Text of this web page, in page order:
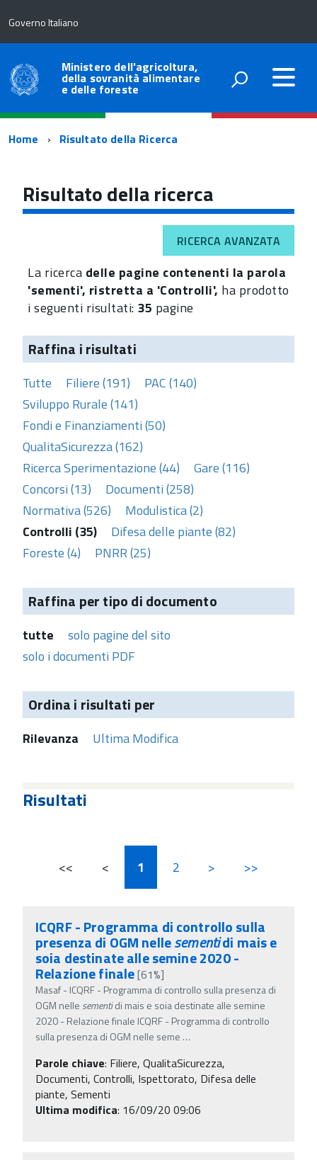
Governo Italiano
Ministero dell'agricoltura,
della sovranità alimentare
e delle foreste
Percorso
navigazione
Home Risultato della Ricerca
Risultato della ricerca
RICERCA AVANZATA
La ricerca delle pagine contenenti la parola
'sementi', ristretta a 'Controlli', ha prodotto
i seguenti risultati: 35 pagine
Raffina i risultati
Tutte Filiere (191)
PAC (140)
Sviluppo Rurale (141)
Fondi e Finanziamenti (50)
QualitaSicurezza (162)
Ricerca Sperimentazione (44)
Gare (116)
Concorsi (13)
Documenti (258)
Normativa (526)
Modulistica (2)
Controlli (35)
Difesa delle piante (82)
Foreste (4)
PNRR (25)
Raffina per tipo di documento
tutte
solo pagine del sito
solo i documenti PDF
Ordina i risultati per
Rilevanza Ultima Modifica
Risultati
<< < 1 2 > >>
ICQRF - Programma di controllo sulla
presenza di OGM nellesementidi mais e
soia destinate alle semine 2020 -
Relazione finale[61%]
Masaf - ICQRF - Programma di controllo sulla presenza di
OGM nelle sementidi mais e soia destinate alle semine
2020 - Relazione finale ICQRF - Programma di controllo
sulla presenza di OGM nelle seme …
Parole chiave: Filiere, QualitaSicurezza,
Documenti, Controlli, Ispettorato, Difesa delle
piante, Sementi
Ultima modifica: 16/09/20 09:06